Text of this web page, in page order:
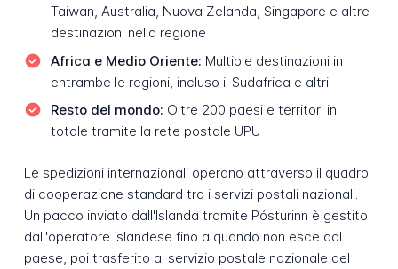
Taiwan, Australia, Nuova Zelanda, Singapore e altre
destinazioni nella regione
Africa e Medio Oriente: Multiple destinazioni in
entrambe le regioni, incluso il Sudafrica e altri
Resto del mondo: Oltre 200 paesi e territori in
totale tramite la rete postale UPU
Le spedizioni internazionali operano attraverso il quadro
di cooperazione standard tra i servizi postali nazionali.
Un pacco inviato dall'Islanda tramite Pósturinn è gestito
dall'operatore islandese fino a quando non esce dal
paese, poi trasferito al servizio postale nazionale del